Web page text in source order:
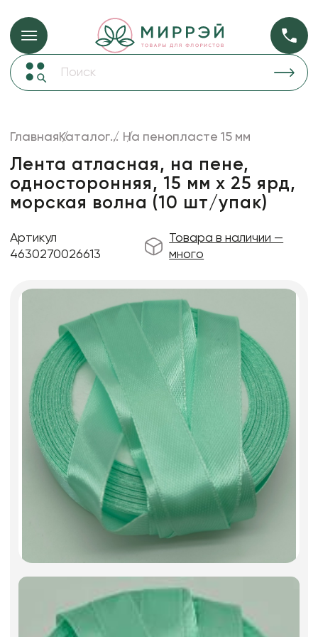
Упаковка для цветов и подарков Упаковка для
Пленка
прозрачная
Лента
Пакеты для цветов и подарков
Декоративные вазы, кашпо
Фоамиран
Свечи
Игрушки мягкие
Изделия из металла
Сухоцветы
Плёнка " Прованс " 57 см * 10 м
Плёнка "Fall in love" 58 см * 10 м
Плёнка "ботаника" 58 см * 10 м
Плёнка "Взмах" 58 см * 10 м
Плёнка "Винтажный велосипед"
ГлавнаяКаталог... На пенопласте 15 мм
Лента атласная, на пене,
односторонняя, 15 мм х 25 ярд,
морская волна (10 шт/упак)
Артикул
4630270026613
Товара в наличии —
много